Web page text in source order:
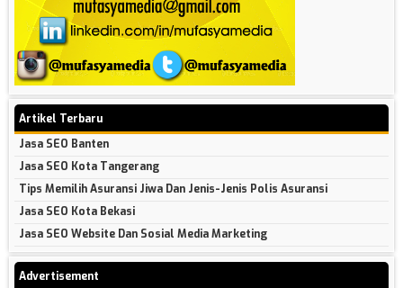
Artikel Terbaru
Jasa SEO Banten
Jasa SEO Kota Tangerang
Tips Memilih Asuransi Jiwa Dan Jenis-Jenis Polis Asuransi
Jasa SEO Kota Bekasi
Jasa SEO Website Dan Sosial Media Marketing
Advertisement